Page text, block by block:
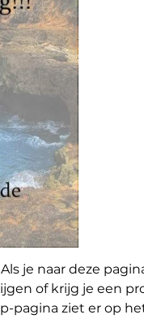
je naar deze
of krijg je een
pagina ziet er op